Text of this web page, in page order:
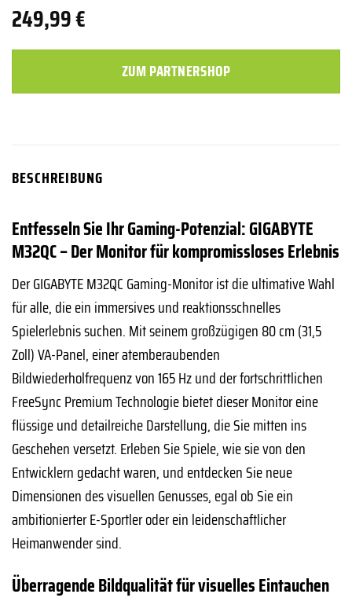
249,99€
ZUM PARTNERSHOP
BESCHREIBUNG
Entfesseln Sie Ihr Gaming-Potenzial: GIGABYTE
M32QC – Der Monitor für kompromissloses Erlebnis
Der GIGABYTE M32QC Gaming-Monitor ist die ultimative Wahl
für alle, die ein immersives und reaktionsschnelles
Spielerlebnis suchen. Mit seinem großzügigen 80 cm (31,5
Zoll) VA-Panel, einer atemberaubenden
Bildwiederholfrequenz von 165 Hz und der fortschrittlichen
FreeSync Premium Technologie bietet dieser Monitor eine
flüssige und detailreiche Darstellung, die Sie mitten ins
Geschehen versetzt. Erleben Sie Spiele, wie sie von den
Entwicklern gedacht waren, und entdecken Sie neue
Dimensionen des visuellen Genusses, egal ob Sie ein
ambitionierter E-Sportler oder ein leidenschaftlicher
Heimanwender sind.
Überragende Bildqualität für visuelles Eintauchen